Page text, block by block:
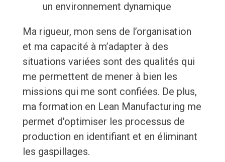
un environnement dynamique
Ma rigueur, mon sens de l’organisation
et ma capacité à m’adapter à des
situations variées sont des qualités qui
me permettent de mener à bien les
missions qui me sont confiées. De plus,
ma formation en Lean Manufacturing me
permet d'optimiser les processus de
production en identifiant et en éliminant
les gaspillages.